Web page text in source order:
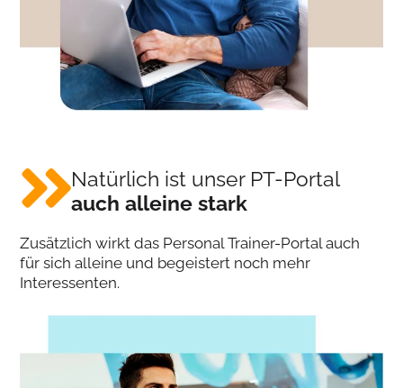
Natürlich ist unser PT-Portal
auch alleine stark
Zusätzlich wirkt das Personal Trainer-Portal auch
für sich alleine und begeistert noch mehr
Interessenten.